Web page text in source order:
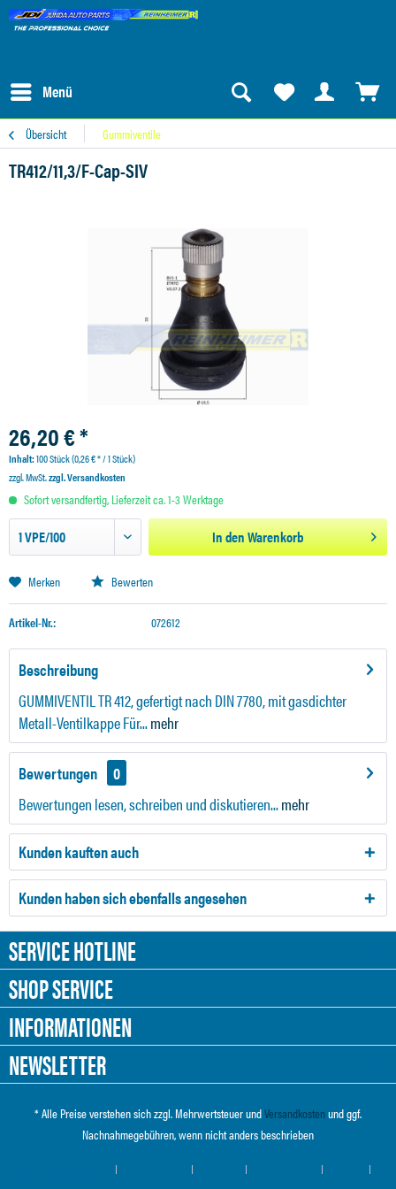
Menü
Übersicht Gummiventile
TR412/11,3/F-Cap-SIV
26,20 € *
Inhalt:100 Stück (0,26 € * / 1 Stück)
zzgl. MwSt.zzgl. Versandkosten
Sofort versandfertig, Lieferzeit ca. 1-3 Werktage
In denWarenkorb
Merken Bewerten
Artikel-Nr.: 072612
Beschreibung
GUMMIVENTIL TR 412, gefertigt nach DIN 7780, mit gasdichter
Metall-Ventilkappe Für...mehr
Bewertungen
0
Bewertungen lesen, schreiben und diskutieren...mehr
Kunden kauften auch
Kunden haben sich ebenfalls angesehen
SERVICE HOTLINE
SHOP SERVICE
INFORMATIONEN
NEWSLETTER
* Alle Preise verstehen sich zzgl. Mehrwertsteuer undVersandkostenund ggf.
Nachnahmegebühren, wenn nicht anders beschrieben